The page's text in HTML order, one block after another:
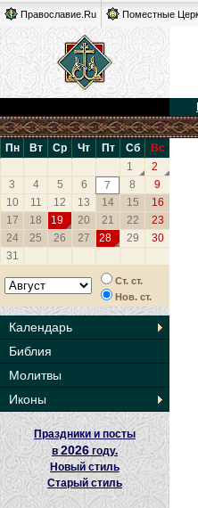
Православие.Ru Поместные
Пн Вт Ср Чт Пт Сб
Вс
1
2
3
4 5 6 7 8
9
10
11 12 13 14 15
16
17
18 19 20 21 22
23
24
25 26 27 28 29
30
31
Ст. ст.
Нов. ст.
Календарь
Библия
Молитвы
Иконы
Праздники и посты
в2026 году.
Новый стиль
Старый стиль